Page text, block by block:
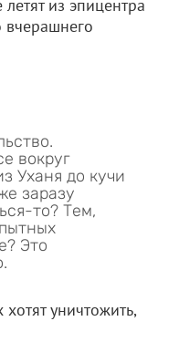
из эпицентра
вчерашнего
вокруг
Уханя до кучи
заразу
то? Тем,
Это
уничтожить,